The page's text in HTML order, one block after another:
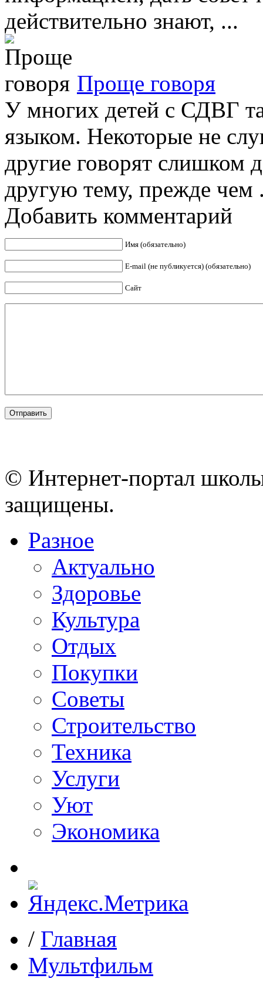
действительно знают, ...
Проще говоря
У многих детей с СДВГ
языком. Некоторые не
другие говорят слишком
другую тему, прежде чем
Добавить комментарий
Имя (обязательно)
E-mail (не публикуется) (обязательно)
Сайт
© Интернет-портал
защищены.
Разное
Актуально
Здоровье
Культура
Отдых
Покупки
Советы
Строительство
Техника
Услуги
Уют
Экономика
/ Главная
Мультфильм